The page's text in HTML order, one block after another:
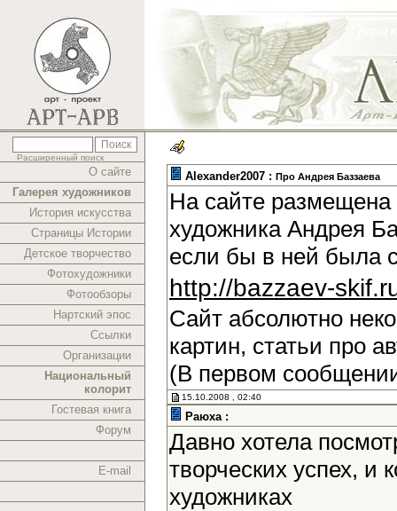
Расширенный поиск
О сайте
Галерея художников
История искусства
Страницы Истории
Детское творчество
Фотохудожники
Фотообзоры
Нартский эпос
Ссылки
Организации
Национальный
колорит
Гостевая книга
Форум
E-mail
Alexander2007 : Про Андрея Баззаева
На сайте размещена
художника Андрея
если бы в ней была
http://bazzaev-
Сайт абсолютно
картин, статьи про
(В первом
15.10.2008 , 02:40
Раюха :
Давно хотела
творческих успех,
художниках